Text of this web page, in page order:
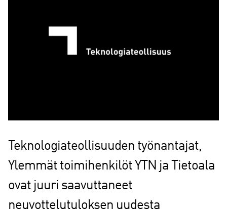
Teknologiateollisuuden työnantajat,
Ylemmät toimihenkilöt YTN ja Tietoala
ovat juuri saavuttaneet
neuvottelutuloksen uudesta